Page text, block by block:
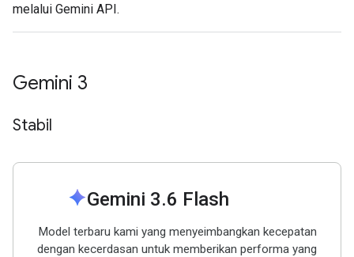
melalui Gemini API.
Gemini 3
Stabil
sparkGemini 3.6 Flash
Model terbaru kami yang menyeimbangkan kecepatan
dengan kecerdasan untuk memberikan performa yang